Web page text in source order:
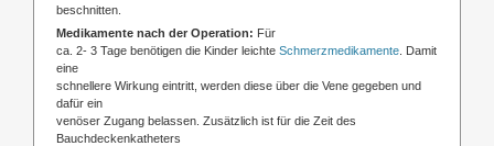
beschnitten.
Medikamente nach der Operation: Für
ca. 2- 3 Tage benötigen die Kinder leichte Schmerzmedikamente . Damit
eine
schnellere Wirkung eintritt, werden diese über die Vene gegeben und
dafür ein
venöser Zugang belassen. Zusätzlich ist für die Zeit des
Bauchdeckenkatheters